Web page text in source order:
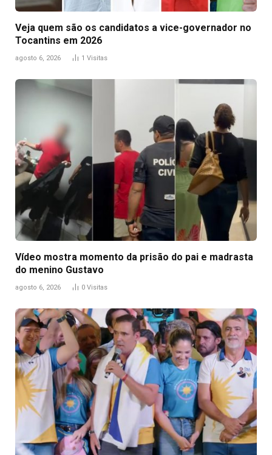
Veja quem são os candidatos a vice-governador no
Tocantins em 2026
agosto 6, 2026 1 Visitas
Vídeo mostra momento da prisão do pai e madrasta
do menino Gustavo
agosto 6, 2026 0 Visitas